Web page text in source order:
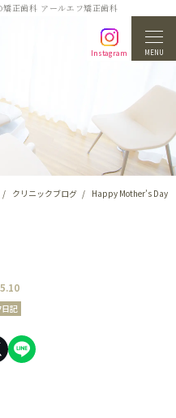
正歯科 アールエフ矯正歯科
Instagram MENU
クリニックブログ Happy Mother’s Day
日記